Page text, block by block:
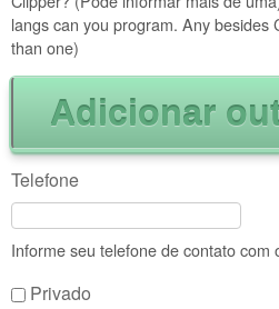
langs can you program. Any besides
than one)
Telefone
Informe seu telefone de contato com
Privado